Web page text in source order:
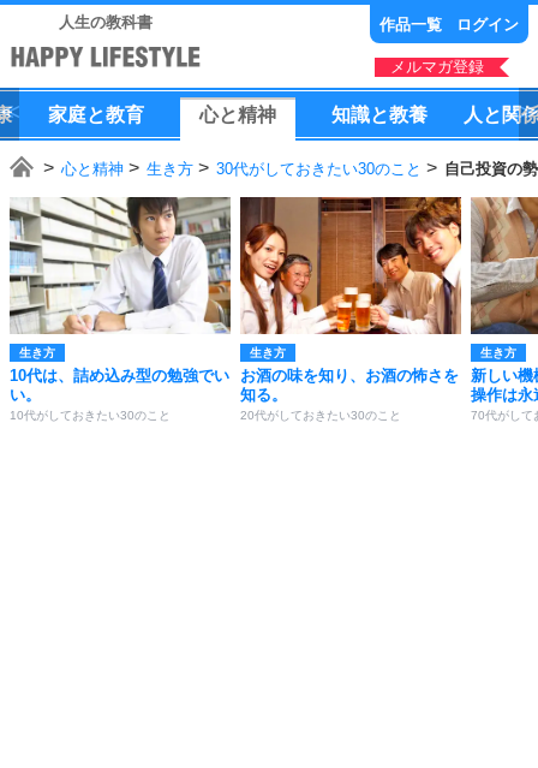
人生の教科書 作品一覧 ログイン
メルマガ登録
家庭と教育 心と精神 知識と教養 人 と 関
心と精神 生き方 30代がしておきたい30のこと 自己投資の
生き方
10代は、詰め込み型の勉強でい
い。
10代がしておきたい30のこと
生き方
お酒の味を知り、お酒の怖さを
知る。
20代がしておきたい30のこと
生き方
新しい機
操作は永
70代がして